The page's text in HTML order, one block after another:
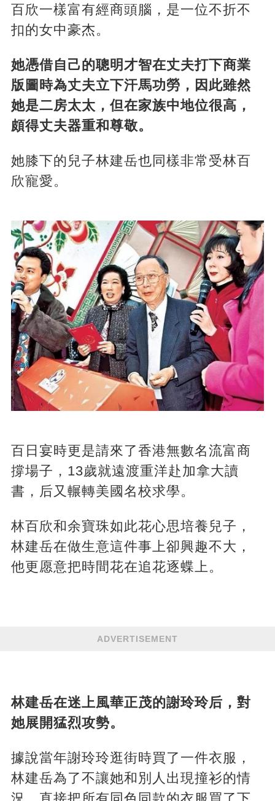
百欣一樣富有經商頭腦，是一位不折不
扣的女中豪杰。
她憑借自己的聰明才智在丈夫打下商業
版圖時為丈夫立下汗馬功勞，因此雖然
她是二房太太，但在家族中地位很高，
頗得丈夫器重和尊敬。
她膝下的兒子林建岳也同樣非常受林百
欣寵愛。
百日宴時更是請來了香港無數名流富商
撐場子，13歲就遠渡重洋赴加拿大讀
書，后又輾轉美國名校求學。
林百欣和余寶珠如此花心思培養兒子，
林建岳在做生意這件事上卻興趣不大，
他更愿意把時間花在追花逐蝶上。
ADVERTISEMENT
林建岳在迷上風華正茂的謝玲玲后，對
她展開猛烈攻勢。
據說當年謝玲玲逛街時買了一件衣服，
林建岳為了不讓她和別人出現撞衫的情